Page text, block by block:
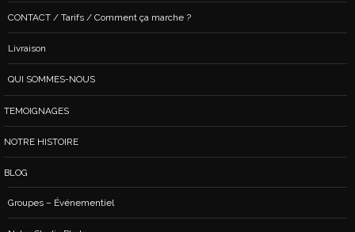
CONTACT / Tarifs / Comment ça marche ?
Livraison
QUI SOMMES-NOUS
TEMOIGNAGES
NOTRE HISTOIRE
BLOG
Groupes – Événementiel